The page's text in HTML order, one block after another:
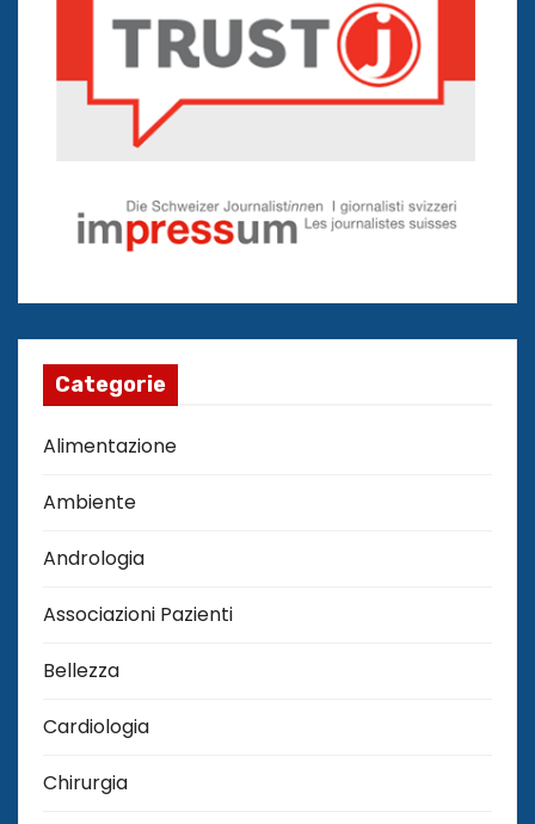
Categorie
Alimentazione
Ambiente
Andrologia
Associazioni Pazienti
Bellezza
Cardiologia
Chirurgia